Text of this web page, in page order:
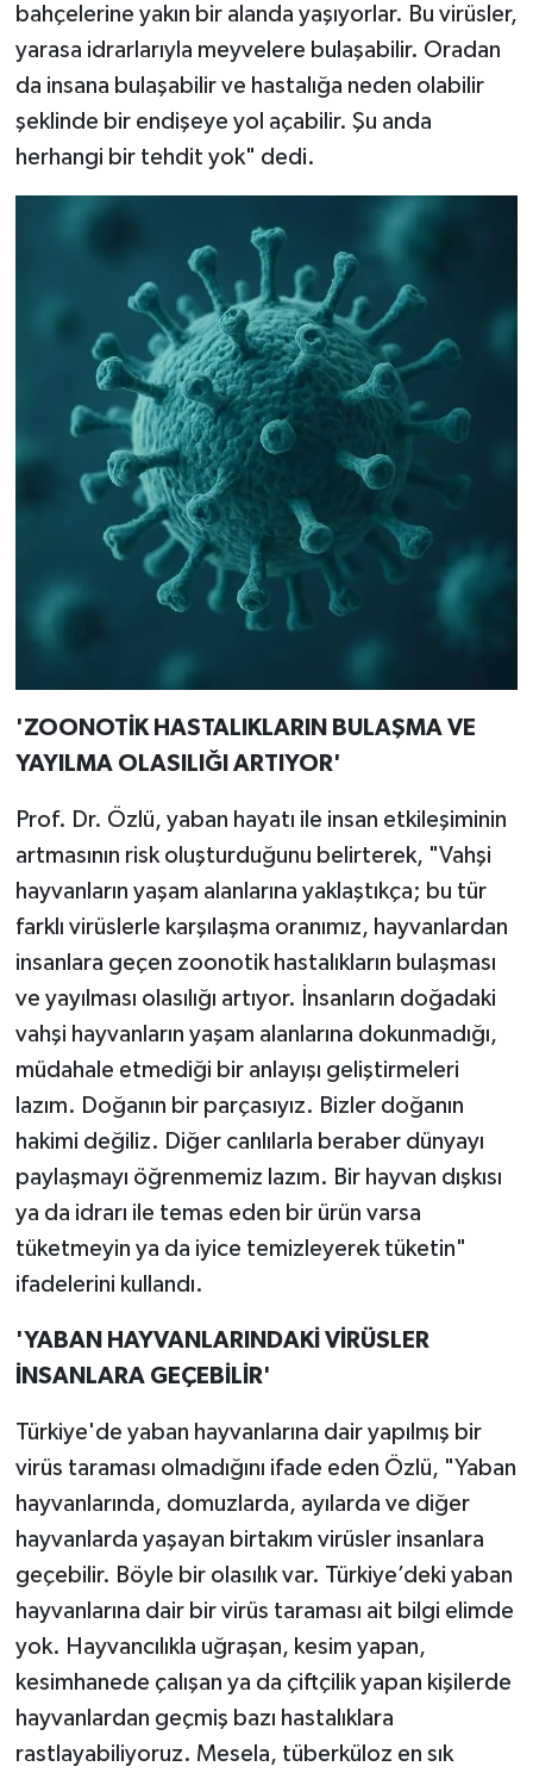
bahçelerine yakın bir alanda yaşıyorlar. Bu virüsler,
yarasa idrarlarıyla meyvelere bulaşabilir. Oradan
da insana bulaşabilir ve hastalığa neden olabilir
şeklinde bir endişeye yol açabilir. Şu anda
herhangi bir tehdit yok" dedi.
'ZOONOTİK HASTALIKLARIN BULAŞMA VE
YAYILMA OLASILIĞI ARTIYOR'
Prof. Dr. Özlü, yaban hayatı ile insan etkileşiminin
artmasının risk oluşturduğunu belirterek, "Vahşi
hayvanların yaşam alanlarına yaklaştıkça; bu tür
farklı virüslerle karşılaşma oranımız, hayvanlardan
insanlara geçen zoonotik hastalıkların bulaşması
ve yayılması olasılığı artıyor. İnsanların doğadaki
vahşi hayvanların yaşam alanlarına dokunmadığı,
müdahale etmediği bir anlayışı geliştirmeleri
lazım. Doğanın bir parçasıyız. Bizler doğanın
hakimi değiliz. Diğer canlılarla beraber dünyayı
paylaşmayı öğrenmemiz lazım. Bir hayvan dışkısı
ya da idrarı ile temas eden bir ürün varsa
tüketmeyin ya da iyice temizleyerek tüketin"
ifadelerini kullandı.
'YABAN HAYVANLARINDAKİ VİRÜSLER
İNSANLARA GEÇEBİLİR'
Türkiye'de yaban hayvanlarına dair yapılmış bir
virüs taraması olmadığını ifade eden Özlü, "Yaban
hayvanlarında, domuzlarda, ayılarda ve diğer
hayvanlarda yaşayan birtakım virüsler insanlara
geçebilir. Böyle bir olasılık var. Türkiye’deki yaban
hayvanlarına dair bir virüs taraması ait bilgi elimde
yok. Hayvancılıkla uğraşan, kesim yapan,
kesimhanede çalışan ya da çiftçilik yapan kişilerde
hayvanlardan geçmiş bazı hastalıklara
rastlayabiliyoruz. Mesela, tüberküloz en sık